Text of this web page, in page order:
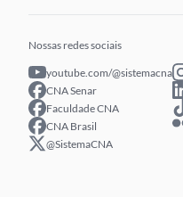
Nossas redes sociais
youtube.com/@sistemacna
CNA Senar
Faculdade CNA
CNA Brasil
@SistemaCNA